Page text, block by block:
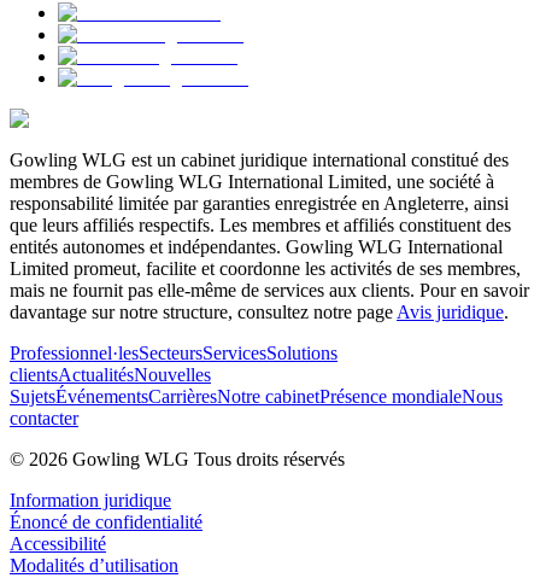
Gowling WLG est un cabinet juridique international constitué des
membres de Gowling WLG International Limited, une société à
responsabilité limitée par garanties enregistrée en Angleterre, ainsi
que leurs affiliés respectifs. Les membres et affiliés constituent des
entités autonomes et indépendantes. Gowling WLG International
Limited promeut, facilite et coordonne les activités de ses membres,
mais ne fournit pas elle-même de services aux clients. Pour en savoir
davantage sur notre structure, consultez notre pageAvis juridique.
Professionnel·lesSecteursServicesSolutions
clientsActualitésNouvelles
SujetsÉvénementsCarrièresNotre cabinetPrésence mondialeNous
contacter
© 2026 Gowling WLG Tous droits réservés
Information juridique
Énoncé de confidentialité
Accessibilité
Modalités d’utilisation